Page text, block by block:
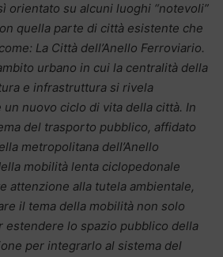
orientato su alcuni luoghi “notevoli”
quella parte di città esistente che
La Città dell’Anello Ferroviario.
urbano in cui la centralità della
e infrastruttura si rivela
nuovo ciclo di vita della città. In
del trasporto pubblico, affidato
metropolitana dell’Anello
mobilità lenta ciclopedonale
attenzione alla tutela ambientale,
il tema della mobilità non solo
estendere lo spazio pubblico della
per integrarlo al sistema del